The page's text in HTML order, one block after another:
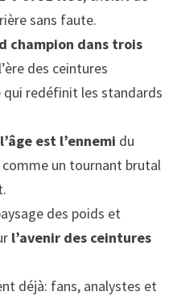
sans faute.
champion dans trois
des ceintures
redéfinit les standards
l’âge est l’ennemi du
un tournant brutal
des poids et
l’avenir des ceintures
déjà: fans, analystes et